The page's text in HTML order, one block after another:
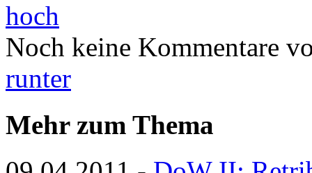
hoch
Noch keine Kommentare
runter
Mehr zum Thema